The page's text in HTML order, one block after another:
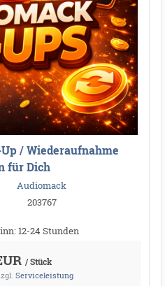
/ Wiederaufnahme
für Dich
Audiomack
203767
12-24 Stunden
/ Stück
Serviceleistung